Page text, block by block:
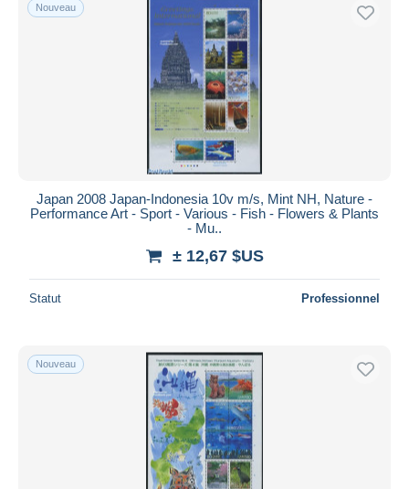
Nouveau
Japan 2008 Japan-Indonesia 10v m/s, Mint NH, Nature -
Performance Art - Sport - Various - Fish - Flowers & Plants
- Mu..
± 12,67 $US
Statut Professionnel
Nouveau